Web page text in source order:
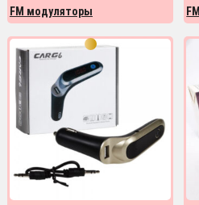
FM модуляторы